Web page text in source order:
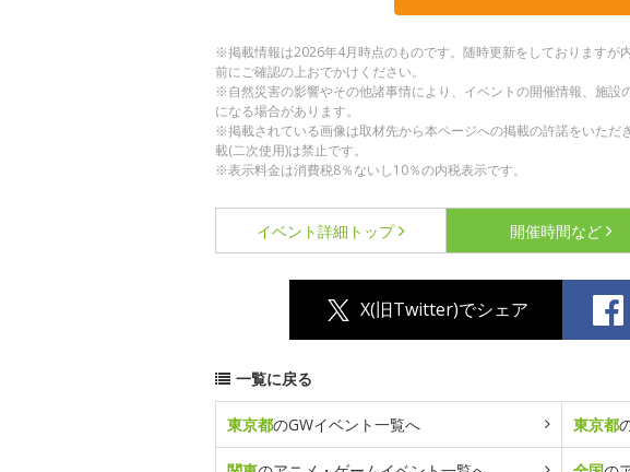
※掲載情報は2026年4月時点のものです。随時更新をしておりますが
前にご確認の上おでかけください。
※自然災害の影響やその他諸事情により、イベントの開催情報、施設
になる場合があります。
※掲載されている画像は取材先から本ページへの掲載の許諾をいただ
載(二次使用)は禁止です。
※表示料金は消費税8％ないし10％の内税表示です。
イベント詳細 トップ 開催時間など
X(旧Twitter)でシェア
一覧に戻る
東京都のGWイベント一覧へ 東京都